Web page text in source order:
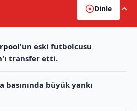
Dinle
'un eski futbolcusu
'ı transfer etti.
basınında büyük yankı